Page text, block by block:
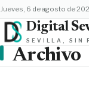
jueves, 6 de agosto de
Digital
SEVILLA, SIN
Archivo